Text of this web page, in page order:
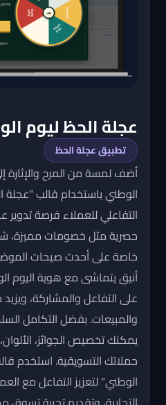
عجلة الحظ ليوم
تطبيق عجلة الحظ
أضف لمسة من المرح والإثارة
الوطني باستخدام قالب "عجلة
التفاعلي للعملاء فرصة تدوير
حصرية مثل خصومات مميزة،
خاصة على أحدث صيحات
أنيق يتماشى مع هوية اليوم
على التفاعل والمشاركة،
والمبيعات. بفضل التكامل
يمكنك تخصيص الجوائز،
حملاتك التسويقية. استخدم
الوطني" لتعزيز التفاعل مع